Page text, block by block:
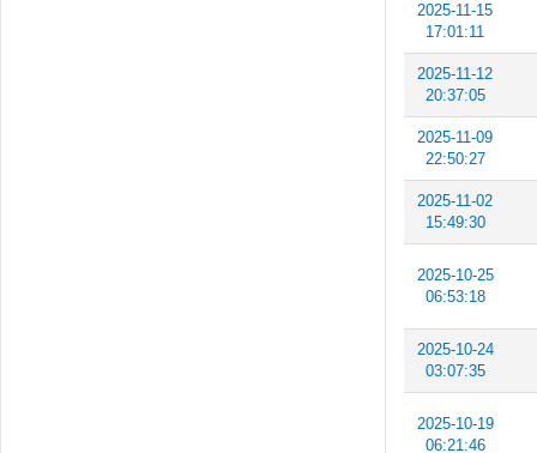
2025-11-15
17:01:11
2025-11-12
20:37:05
2025-11-09
22:50:27
2025-11-02
15:49:30
2025-10-25
06:53:18
2025-10-24
03:07:35
2025-10-19
06:21:46